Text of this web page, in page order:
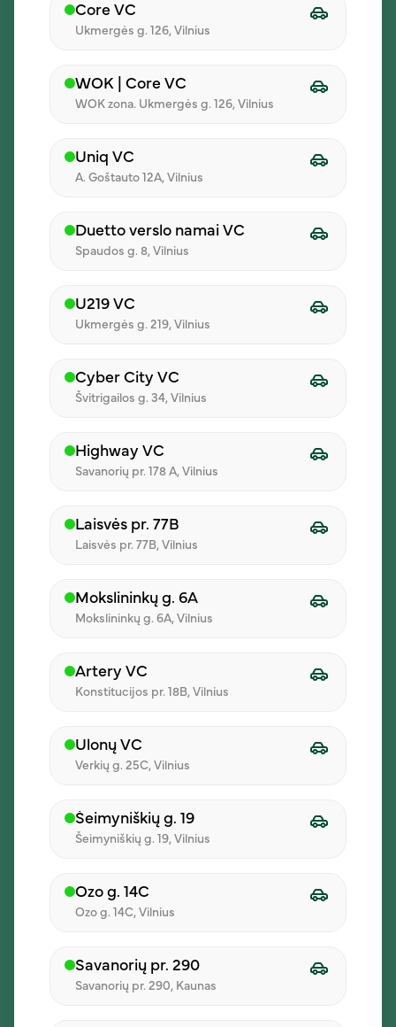
pietus
Pažymėjęs varnelę sutinku, kad mano duomenys bus tvarkomi
tiesioginės rinkodaros tikslais ir kad aš susipažinau su tvarkymo
sąlygomis nurodytomis Privatumo politikoje
Core VC
Ukmergės g. 126, Vilnius
WOK | Core VC
WOK zona. Ukmergės g. 126, Vilnius
Uniq VC
A. Goštauto 12A, Vilnius
Duetto verslo namai VC
Spaudos g. 8, Vilnius
U219 VC
Ukmergės g. 219, Vilnius
Cyber City VC
Švitrigailos g. 34, Vilnius
Highway VC
Savanorių pr. 178 A, Vilnius
Laisvės pr. 77B
Laisvės pr. 77B, Vilnius
Mokslininkų g. 6A
Mokslininkų g. 6A, Vilnius
Artery VC
Konstitucijos pr. 18B, Vilnius
Ulonų VC
Verkių g. 25C, Vilnius
Šeimyniškių g. 19
Šeimyniškių g. 19, Vilnius
Ozo g. 14C
Ozo g. 14C, Vilnius
Savanorių pr. 290
Savanorių pr. 290, Kaunas